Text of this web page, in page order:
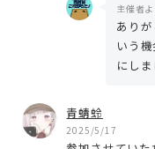
主催者よ
あり
いう
にし
青蜻蛉
2025/5/17